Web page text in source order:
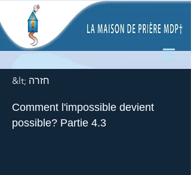
&lt; חזרה
Comment l'impossible devient
possible? Partie 4.3